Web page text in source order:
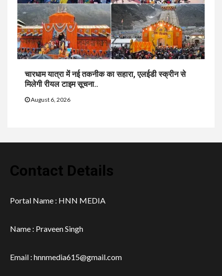
चारधाम यात्रा में नई तकनीक का सहारा, एलईडी स्क्रीन से
मिलेगी रीयल टाइम सूचना..
August 6, 2026
Contact Details
Portal Name : HNN MEDIA
Name : Praveen Singh
Email : hnnmedia615@gmail.com